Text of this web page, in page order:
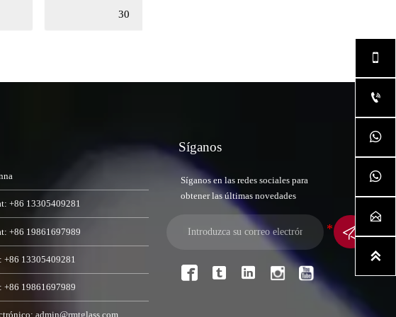
+86 13305409281
+86 19861697989
+86 13305409281
+86 19861697989
admin@rmtglass.com
Síganos
Síganos en las redes sociales para
obtener las últimas novedades

  





